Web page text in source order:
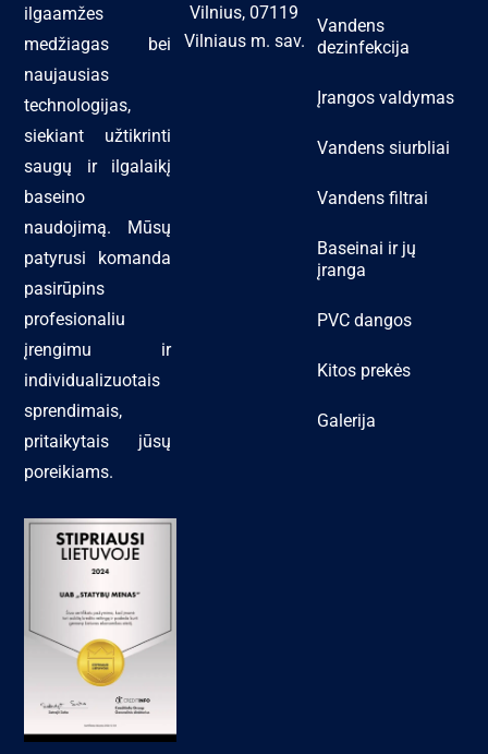
ilgaamžes
medžiagas bei
naujausias
technologijas,
siekiant užtikrinti
saugų ir ilgalaikį
baseino
naudojimą. Mūsų
patyrusi komanda
pasirūpins
profesionaliu
įrengimu ir
individualizuotais
sprendimais,
pritaikytais jūsų
poreikiams.
Vilnius, 07119
Vilniaus m. sav.
Vandens
dezinfekcija
Įrangos valdymas
Vandens siurbliai
Vandens filtrai
Baseinai ir jų
įranga
PVC dangos
Kitos prekės
Galerija